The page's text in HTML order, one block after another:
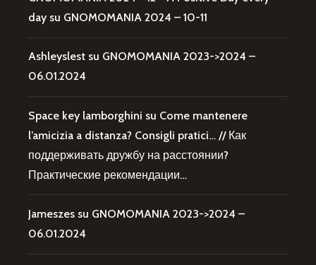
day su GNOMOMANIA 2024 – 10-11
Ashleyslest su GNOMOMANIA 2023->2024 –
06.01.2024
Space key lamborghini su Come mantenere
l’amicizia a distanza? Consigli pratici… // Как
поддерживать дружбу на расстоянии?
Практические рекомендации…
Jameszes su GNOMOMANIA 2023->2024 –
06.01.2024